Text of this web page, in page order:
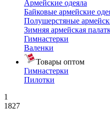
Армейские одеяла
Байковые армейские
Полушерстяные
Зимняя армейская
Гимнастерки
Валенки
Товары оптом
Гимнастерки
Пилотки
1
1827